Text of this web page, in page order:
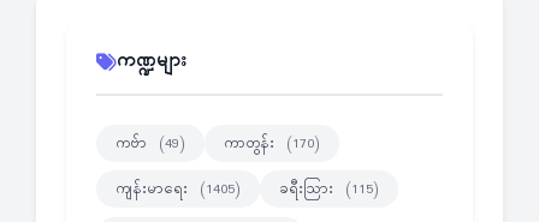
ကဏ္ဍများ
ကဗ်ာ (49) ကာတွန်း (170)
ကျန်းမာရေး (1405) ခရီးသြား (115)